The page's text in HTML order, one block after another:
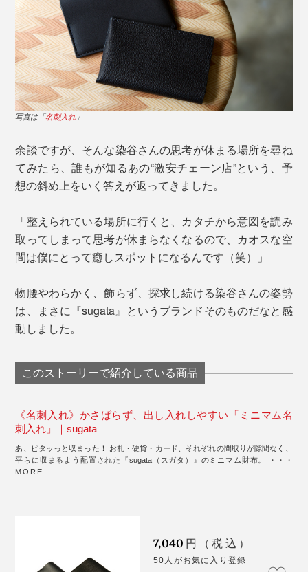
写真は「名刺入れ 」
余談ですが、そんな染谷さんの思考が休まる場所を尋ね
てみたら、誰もが知るあの“激安チェーン店”という、予
想の斜め上をいく答えが返ってきました。
「整えられている場所に行くと、カタチから意図を読み
取ってしまって思考が休まらなくなるので、カオスな空
間は僕にとって癒しスポットになるんです（笑）」
物腰やわらかく、飾らず、探求し続ける染谷さんの姿勢
は、まさに『sugata』というブランドそのものだなと感
動しました。
このストーリーで紹介している商品
《名刺入れ》かさばらず、出し入れしやすい「ミニマム名
刺入れ」｜sugata
あ、ピタッっと収まった！ お札・硬貨・カード、それぞれの間取りが隙間なく、
平らに収まるよう配置された『sugata（スガタ）』のミニマム財布。 ・・・
MORE
7,040 円（税込）
50人がお気に入り登録